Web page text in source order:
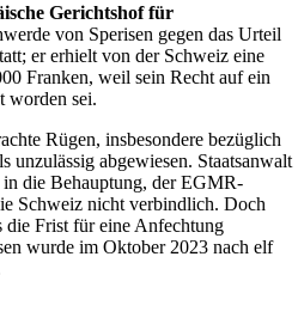
Gerichtshof für
von Sperisen gegen das Urteil
er erhielt von der Schweiz eine
Franken, weil sein Recht auf ein
worden sei.
Rügen, insbesondere bezüglich
unzulässig abgewiesen. Staatsanwalt
in die Behauptung, der EGMR-
Schweiz nicht verbindlich. Doch
die Frist für eine Anfechtung
wurde im Oktober 2023 nach elf